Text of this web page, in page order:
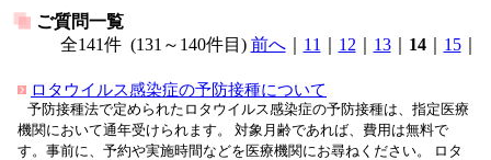
ご質問一覧
全141件 (131～140件目) 前へ｜ 11 12 13｜ 14｜ 15｜
ロタウイルス感染症の予防接種について
予防接種法で定められたロタウイルス感染症の予防接種は、指定医療
機関において通年受けられます。 対象月齢であれば、費用は無料で
す。事前に、予約や実施時間などを医療機関にお尋ねください。 ロタ